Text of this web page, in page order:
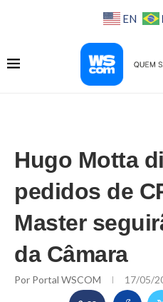
EN
Hugo Motta
pedidos de
Master
da Câmara
Por Portal WSCOM 17/05/